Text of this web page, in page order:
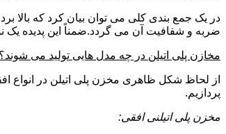
در یک جمع بندی کلی می توان بیان کرد که
ضربه و شفافیت آن می گردد.ضمناً این پدیده یک
مخازن پلی اتیلن در چه مدل هایی تولید می شوند؟
از لحاظ شکل ظاهری مخزن پلی اتیلن در انواع
پردازیم.
مخزن پلی اتیلنی افقی: